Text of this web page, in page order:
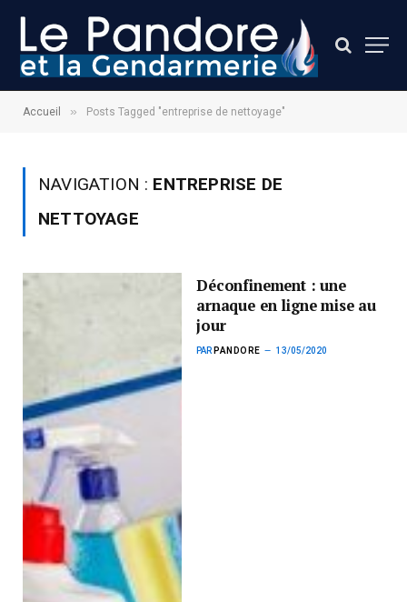
Accueil » Posts Tagged "entreprise de nettoyage"
NAVIGATION : ENTREPRISE DE
NETTOYAGE
Déconfinement : une
arnaque en ligne mise au
jour
PAR PANDORE 13/05/2020